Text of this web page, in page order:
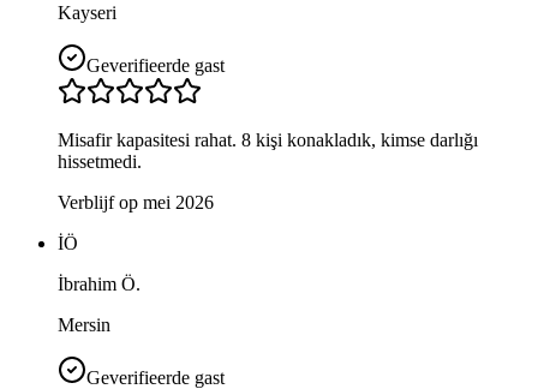
Kayseri
Geverifieerde gast
Misafir kapasitesi rahat. 8 kişi konakladık, kimse darlığı
hissetmedi.
Verblijf op mei 2026
İÖ
İbrahim Ö.
Mersin
Geverifieerde gast